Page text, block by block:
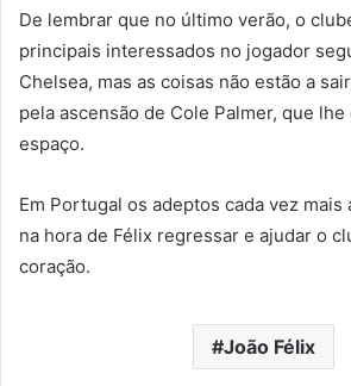
De lembrar que no último verão, o
principais interessados no jogador
Chelsea, mas as coisas não estão a
pela ascensão de Cole Palmer, que
espaço.
Em Portugal os adeptos cada vez
na hora de Félix regressar e ajudar o
coração.
João Félix